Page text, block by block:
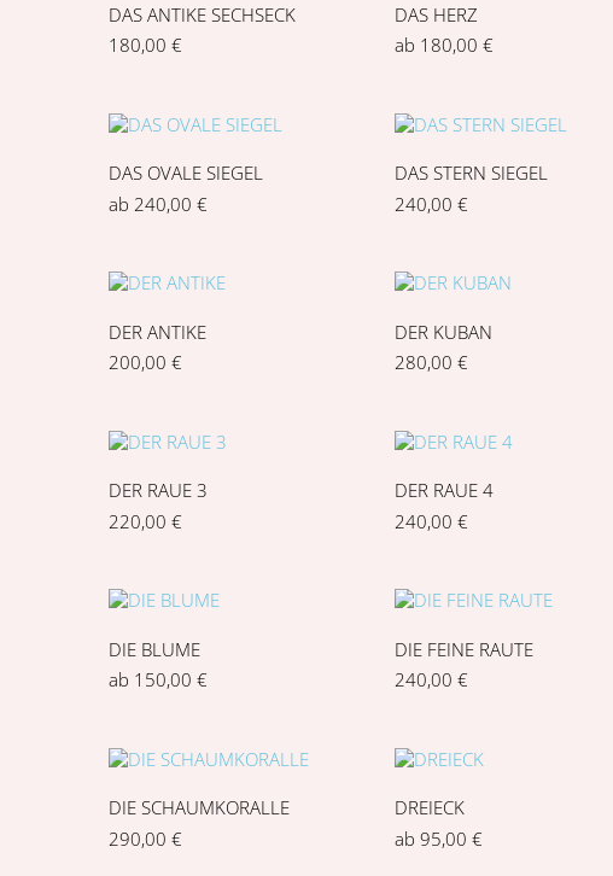
DAS ANTIKE SECHSECK
180,00 €
DAS HERZ
ab 180,00 €
DAS OVALE SIEGEL
ab 240,00 €
DAS STERN SIEGEL
240,00 €
DER ANTIKE
200,00 €
DER KUBAN
280,00 €
DER RAUE 3
220,00 €
DER RAUE 4
240,00 €
DIE BLUME
ab 150,00 €
DIE FEINE RAUTE
240,00 €
DIE SCHAUMKORALLE
290,00 €
DREIECK
ab 95,00 €